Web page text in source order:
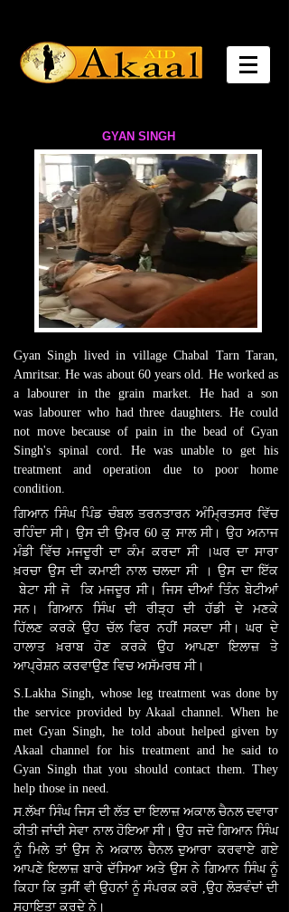
GYAN SINGH
Gyan Singh lived in village Chabal Tarn Taran,
Amritsar. He was about 60 years old. He worked as
a labourer in the grain market. He had a son
was labourer who had three daughters. He could
not move because of pain in the bead of Gyan
Singh's spinal cord. He was unable to get his
treatment and operation due to poor home
condition.
ਗਿਆਨ ਸਿੰਘ ਪਿੰਡ ਚੰਬਲ ਤਰਨਤਾਰਨ ਅੰਮ੍ਰਿਤਸਰ ਵਿੱਚ
ਰਹਿੰਦਾ ਸੀ। ਉਸ ਦੀ ਉਮਰ 60 ਕੁ ਸਾਲ ਸੀ। ਉਹ ਅਨਾਜ
ਮੰਡੀ ਵਿੱਚ ਮਜਦੂਰੀ ਦਾ ਕੰਮ ਕਰਦਾ ਸੀ ।ਘਰ ਦਾ ਸਾਰਾ
ਖ਼ਰਚਾ ਉਸ ਦੀ ਕਮਾਈ ਨਾਲ ਚਲਦਾ ਸੀ । ਉਸ ਦਾ ਇੱਕ
ਬੇਟਾ ਸੀ ਜੋ ਕਿ ਮਜਦੂਰ ਸੀ। ਜਿਸ ਦੀਆਂ ਤਿੰਨ ਬੇਟੀਆਂ
ਸਨ। ਗਿਆਨ ਸਿੰਘ ਦੀ ਰੀੜ੍ਹ ਦੀ ਹੱਡੀ ਦੇ ਮਣਕੇ
ਹਿੱਲਣ ਕਰਕੇ ਉਹ ਚੱਲ ਫਿਰ ਨਹੀਂ ਸਕਦਾ ਸੀ। ਘਰ ਦੇ
ਹਾਲਾਤ ਖ਼ਰਾਬ ਹੋਣ ਕਰਕੇ ਉਹ ਆਪਣਾ ਇਲਾਜ਼ ਤੇ
ਆਪ੍ਰੇਸ਼ਨ ਕਰਵਾਉਣ ਵਿਚ ਅਸੱਮਰਥ ਸੀ।
S.Lakha Singh, whose leg treatment was done by
the service provided by Akaal channel. When he
met Gyan Singh, he told about helped given by
Akaal channel for his treatment and he said to
Gyan Singh that you should contact them. They
help those in need.
ਸ.ਲੱਖਾ ਸਿੰਘ ਜਿਸ ਦੀ ਲੱਤ ਦਾ ਇਲਾਜ਼ ਅਕਾਲ ਚੈਨਲ ਦਵਾਰਾ
ਕੀਤੀ ਜਾਂਦੀ ਸੇਵਾ ਨਾਲ ਹੋਇਆ ਸੀ। ਉਹ ਜਦੋ ਗਿਆਨ ਸਿੰਘ
ਨੂੰ ਮਿਲੇ ਤਾਂ ਉਸ ਨੇ ਅਕਾਲ ਚੈਨਲ ਦੁਆਰਾ ਕਰਵਾਏ ਗਏ
ਆਪਣੇ ਇਲਾਜ਼ ਬਾਰੇ ਦੱਸਿਆ ਅਤੇ ਉਸ ਨੇ ਗਿਆਨ ਸਿੰਘ ਨੂੰ
ਕਿਹਾ ਕਿ ਤੁਸੀਂ ਵੀ ਉਹਨਾਂ ਨੂੰ ਸੰਪਰਕ ਕਰੋ ,ਉਹ ਲੋੜਵੰਦਾਂ ਦੀ
ਸਹਾਇਤਾ ਕਰਦੇ ਨੇ।